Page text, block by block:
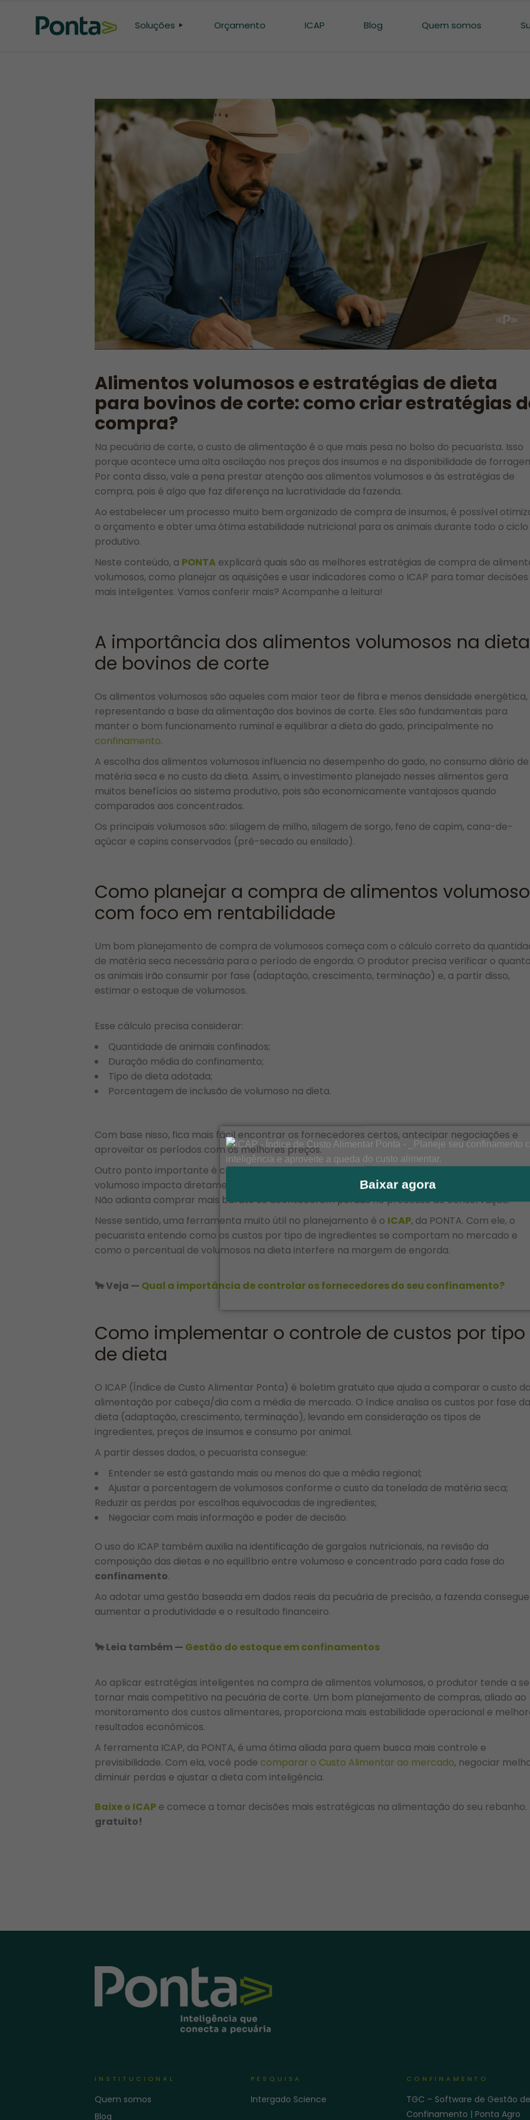
Baixar agora
Soluções Orçamento ICAP Blog Quem somos
CONFINAMENTO
Alimentos volumosos e estratégias de dieta
para bovinos de corte: como criar estratégias
compra?
Na pecuária de corte, o custo de alimentação é o que mais pesa no bolso do pecuarista. Isso
porque acontece uma alta oscilação nos preços dos insumos e na disponibilidade de
Por conta disso, vale a pena prestar atenção aos alimentos volumosos e às estratégias de
compra, pois é algo que faz diferença na lucratividade da fazenda.
Ao estabelecer um processo muito bem organizado de compra de insumos, é possível
o orçamento e obter uma ótima estabilidade nutricional para os animais durante todo o ciclo
produtivo.
Neste conteúdo, a PONTA explicará quais são as melhores estratégias de compra de
volumosos, como planejar as aquisições e usar indicadores como o ICAP para tomar decisões
mais inteligentes. Vamos conferir mais? Acompanhe a leitura!
A importância dos alimentos volumosos na dieta
de bovinos de corte
Os alimentos volumosos são aqueles com maior teor de fibra e menos densidade energética,
representando a base da alimentação dos bovinos de corte. Eles são fundamentais para
manter o bom funcionamento ruminal e equilibrar a dieta do gado, principalmente no
confinamento.
A escolha dos alimentos volumosos influencia no desempenho do gado, no consumo diário de
matéria seca e no custo da dieta. Assim, o investimento planejado nesses alimentos gera
muitos benefícios ao sistema produtivo, pois são economicamente vantajosos quando
comparados aos concentrados.
Os principais volumosos são: silagem de milho, silagem de sorgo, feno de capim, cana-de-
açúcar e capins conservados (pré-secado ou ensilado).
Como planejar a compra de alimentos
com foco em rentabilidade
Um bom planejamento de compra de volumosos começa com o cálculo correto da
de matéria seca necessária para o período de engorda. O produtor precisa verificar o
os animais irão consumir por fase (adaptação, crescimento, terminação) e, a partir disso,
estimar o estoque de volumosos.
Esse cálculo precisa considerar:
Quantidade de animais confinados;
Duração média do confinamento;
Tipo de dieta adotada;
Porcentagem de inclusão de volumoso na dieta.
Com base nisso, fica mais fácil encontrar os fornecedores certos, antecipar negociações e
aproveitar os períodos com os melhores preços.
Outro ponto importante é considerar o armazenamento desses alimentos. A quantidade de
volumoso impacta diretamente na ingestão e, por consequência, no desempenho dos
Não adianta comprar mais barato se acontecerem perdas no processo de conservação.
Nesse sentido, uma ferramenta muito útil no planejamento é o ICAP, da PONTA. Com ele, o
pecuarista entende como os custos por tipo de ingredientes se comportam no mercado e
como o percentual de volumosos na dieta interfere na margem de engorda.
🐂 Veja — Qual a importância de controlar os fornecedores do seu confinamento?
Como implementar o controle de custos por tipo
de dieta
O ICAP (Índice de Custo Alimentar Ponta) é boletim gratuito que ajuda a comparar o custo
alimentação por cabeça/dia com a média de mercado. O índice analisa os custos por fase da
dieta (adaptação, crescimento, terminação), levando em consideração os tipos de
ingredientes, preços de insumos e consumo por animal.
A partir desses dados, o pecuarista consegue:
Entender se está gastando mais ou menos do que a média regional;
Ajustar a porcentagem de volumosos conforme o custo da tonelada de matéria seca;
Reduzir as perdas por escolhas equivocadas de ingredientes;
Negociar com mais informação e poder de decisão.
O uso do ICAP também auxilia na identificação de gargalos nutricionais, na revisão da
composição das dietas e no equilíbrio entre volumoso e concentrado para cada fase do
confinamento.
Ao adotar uma gestão baseada em dados reais da pecuária de precisão, a fazenda consegue
aumentar a produtividade e o resultado financeiro.
🐂 Leia também — Gestão do estoque em confinamentos
Ao aplicar estratégias inteligentes na compra de alimentos volumosos, o produtor tende a se
tornar mais competitivo na pecuária de corte. Um bom planejamento de compras, aliado ao
monitoramento dos custos alimentares, proporciona mais estabilidade operacional e
resultados econômicos.
A ferramenta ICAP, da PONTA, é uma ótima aliada para quem busca mais controle e
previsibilidade. Com ela, você pode comparar o Custo Alimentar ao mercado, negociar
diminuir perdas e ajustar a dieta com inteligência.
Baixe o ICAP e comece a tomar decisões mais estratégicas na alimentação do seu rebanho.
gratuito!
INSTITUCIONAL
Quem somos
Blog
PESQUISA
Intergado Science
CONFINAMENTO
TGC – Software de Gestão de
Confinamento | Ponta Agro